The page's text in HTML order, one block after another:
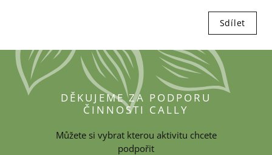
Sdílet
DĚKUJEME ZA PODPORU
ČINNOSTI CALLY
Můžete si vybrat kterou aktivitu chcete
podpořit